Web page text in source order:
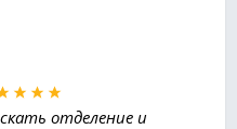
отделение и